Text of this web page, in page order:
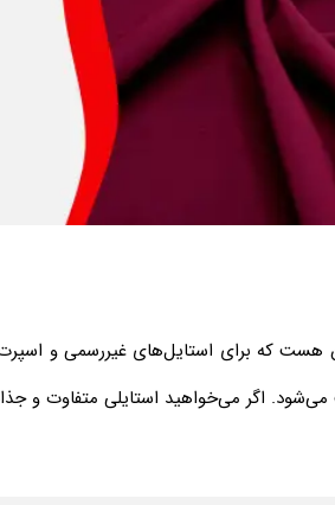
هست که برای استایل‌های غیررسمی و
اگر می‌خواهید استایلی متفاوت و